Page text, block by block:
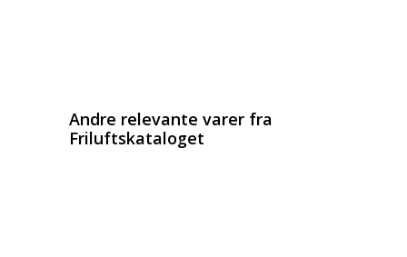
Andre relevante varer fra
Friluftskataloget